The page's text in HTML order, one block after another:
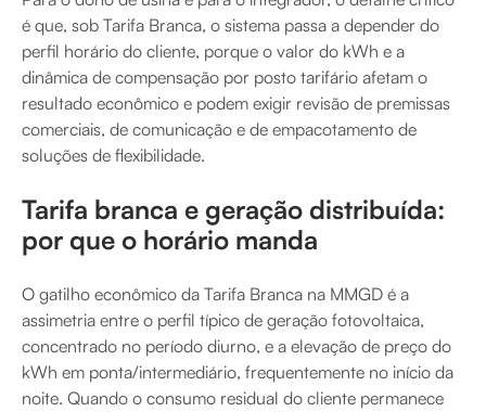
é que, sob Tarifa Branca, o sistema passa a depender do
perfil horário do cliente, porque o valor do kWh e a
dinâmica de compensação por posto tarifário afetam o
resultado econômico e podem exigir revisão de premissas
comerciais, de comunicação e de empacotamento de
soluções de flexibilidade.
Tarifa branca e geração distribuída:
por que o horário manda
O gatilho econômico da Tarifa Branca na MMGD é a
assimetria entre o perfil típico de geração fotovoltaica,
concentrado no período diurno, e a elevação de preço do
kWh em ponta/intermediário, frequentemente no início da
noite. Quando o consumo residual do cliente permanece